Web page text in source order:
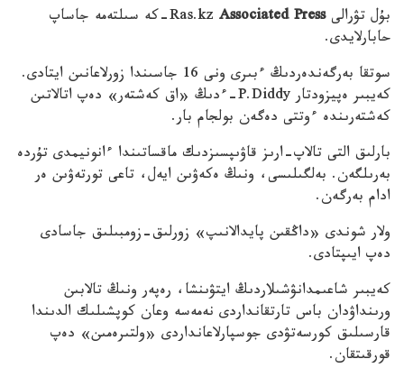
بۇل تۋرالى Ras.kzAssociated Press
-كە سىلتەمە جاساپ
حابارلايدى.
سوتقا بەرگەندەردىڭ ءبىرى ونى 16 جاسىندا زورلاعانىن ايتادى.
كەيبىر ەپيزودتار P.Diddy-ءدىڭ «اق كەشتەر» دەپ اتالاتىن
كەشتەرىندە ءوتتى دەگەن بولجام بار.
بارلىق التى تالاپ-ارىز قاۋىپسىزدىك ماقساتىندا ءانونيمدى تۇردە
بەرىلگەن. بەلگىلىسى، ونىڭ ەكەۋىن ايەل، تاعى تورتەۋىن ەر
ادام بەرگەن.
ولار شوندى «داڭقىن پايدالانىپ» زورلىق-زومبىلىق جاسادى
دەپ ايىپتادى.
كەيبىر شاعىمدانۋشىلاردىڭ ايتۋىنشا، رەپەر ونىڭ تالابىن
ورىنداۋدان باس تارتقانداردى نەمەسە وعان كوپشىلىك الدىندا
قارسىلىق كورسەتۋدى جوسپارلاعانداردى «ولتىرەمىن» دەپ
قورقىتقان.